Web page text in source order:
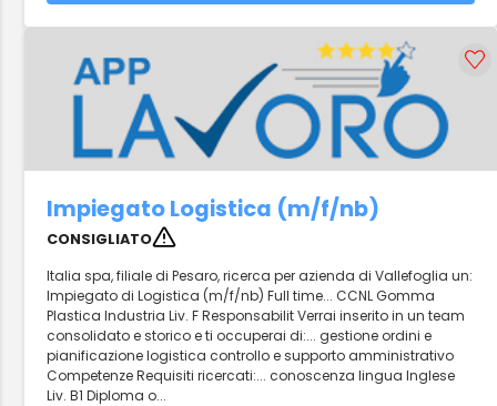
Impiegato Logistica (m/f/nb)
CONSIGLIATO
Italia spa, filiale di Pesaro, ricerca per azienda di Vallefoglia un:
Impiegato di Logistica (m/f/nb) Full time... CCNL Gomma
Plastica Industria Liv. F Responsabilit Verrai inserito in un team
consolidato e storico e ti occuperai di:... gestione ordini e
pianificazione logistica controllo e supporto amministrativo
Competenze Requisiti ricercati:... conoscenza lingua Inglese
Liv. B1 Diploma o...